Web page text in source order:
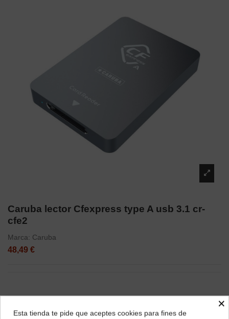
Caruba lector Cfexpress type A usb 3.1 cr-
cfe2
Marca: Caruba
48,49 €
×
Esta tienda te pide que aceptes cookies para fines de